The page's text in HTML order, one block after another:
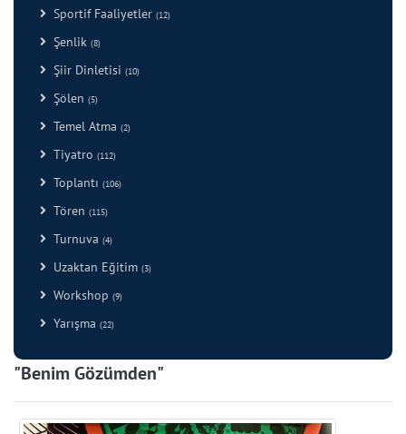
Sportif Faaliyetler (12)
Şenlik (8)
Şiir Dinletisi (10)
Şölen (5)
Temel Atma (2)
Tiyatro (112)
Toplantı (106)
Tören (115)
Turnuva (4)
Uzaktan Eğitim (3)
Workshop (9)
Yarışma (22)
"Benim Gözümden"